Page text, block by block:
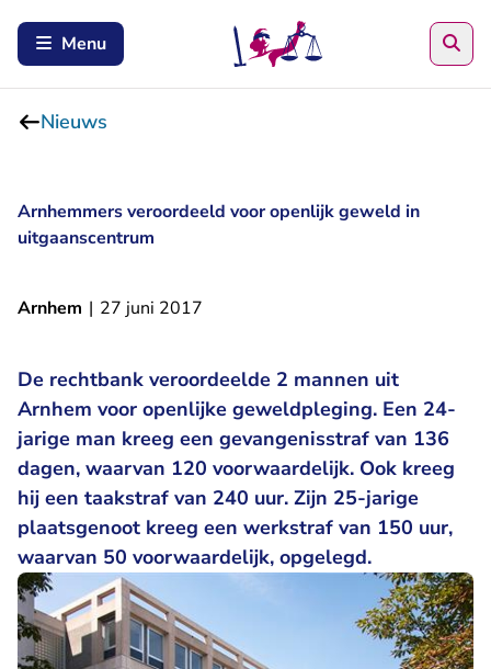
Menu
Nieuws
Arnhemmers veroordeeld voor openlijk geweld in
uitgaanscentrum
Arnhem | 27 juni 2017
De rechtbank veroordeelde 2 mannen uit
Arnhem voor openlijke geweldpleging. Een 24-
jarige man kreeg een gevangenisstraf van 136
dagen, waarvan 120 voorwaardelijk. Ook kreeg
hij een taakstraf van 240 uur. Zijn 25-jarige
plaatsgenoot kreeg een werkstraf van 150 uur,
waarvan 50 voorwaardelijk, opgelegd.